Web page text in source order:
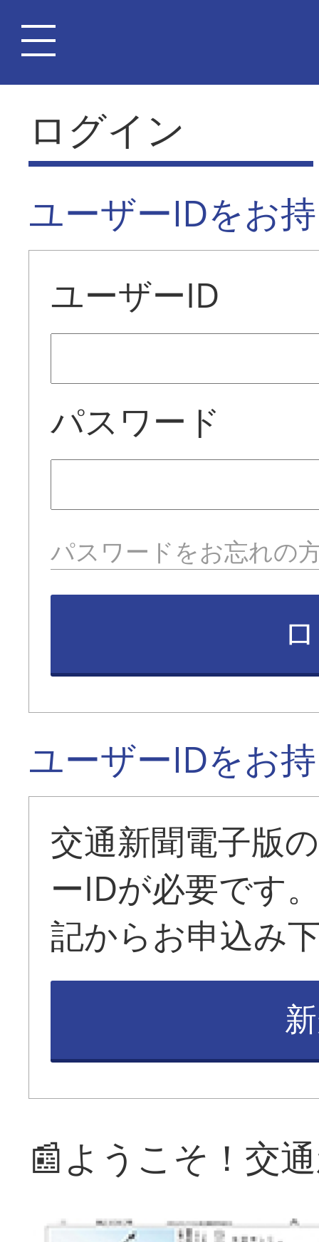
ログイン
ユーザーIDをお
ユーザーID
パスワード
パスワードをお忘れの
ユーザーIDをお
交通新聞電子版
ーIDが必要です
記からお申込み
📰ようこそ！交